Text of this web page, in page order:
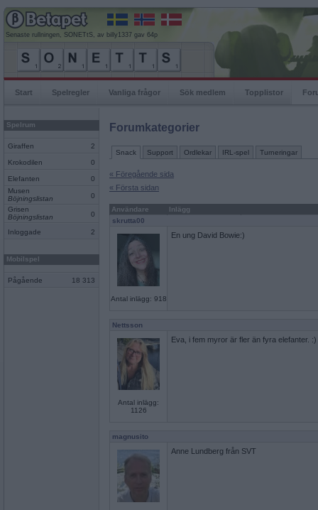
Senaste rullningen, SONETtS, av billy1337 gav 64p
Start Spelregler Vanliga frågor Sök medlem Topplistor
Spelrum
Giraffen 2
Krokodilen 0
Elefanten
0
Musen
Böjningslistan
0
Grisen
Böjningslistan
0
Inloggade 2
Mobilspel
Pågående 18 313
Forumkategorier
Snack Support Ordlekar IRL-spel Turneringar
« Föregående sida
« Första sidan
Användare
Inlägg
skrutta00
Antal inlägg: 918
En ung David Bowie:)
Nettsson
Antal inlägg:
1126
Eva, i fem myror är fler än fyra elefanter. :)
magnusito
Anne Lundberg från SVT